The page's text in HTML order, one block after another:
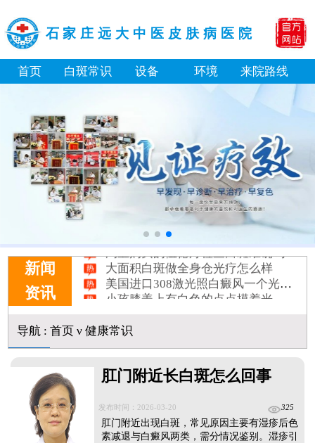
石家庄远大中医皮肤病医院
首页 白斑常识 设备 环境 来院路线
新闻
资讯
淘宝购买的伍德灯检查白斑准确吗
大面积白斑做全身仓光疗怎么样
美国进口308激光照白癜风一个光斑大概费用多少
小孩膝盖上有白色的点点摸着光滑怎么回事
补骨脂泡酒真能治白癜风吗 有没有副作用
儿童下巴长小白点是什么原因
芦可替尼和他克莫司哪个治白癜风好
白斑摸着光滑边界清晰有可能是哪种皮肤病
导航: 首页ν 健康常识
肛门附近长白斑怎么回事
发布时间：2026-03-20 325
肛门附近出现白斑，常见原因主要有湿疹后色
素减退与白癜风两类，需分情况鉴别。湿疹引